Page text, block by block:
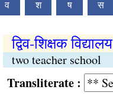
व श ष स
द्विव-शिक्षक विद्यालय
two teacher school
: